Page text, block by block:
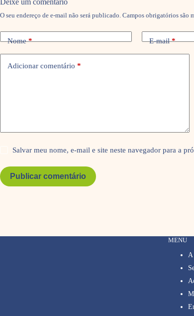
Deixe um comentário
O seu endereço de e-mail não será publicado. Campos obrigatórios são
Nome* E-mail*
Adicionar comentário *
Salvar meu nome, e-mail e site neste navegador para a
Publicar comentário
MENU
A